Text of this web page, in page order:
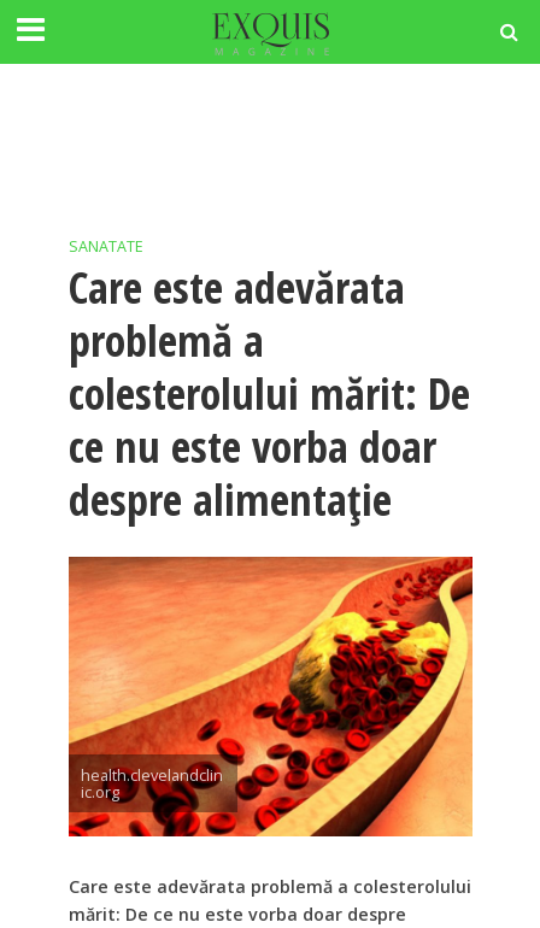
SANATATE
Care este adevărata
problemă a
colesterolului mărit: De
ce nu este vorba doar
despre alimentație
health.clevelandclin
ic.org
Care este adevărata problemă a colesterolului
mărit: De ce nu este vorba doar despre